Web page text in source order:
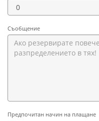
Съобщение
Предпочитан начин на плащане